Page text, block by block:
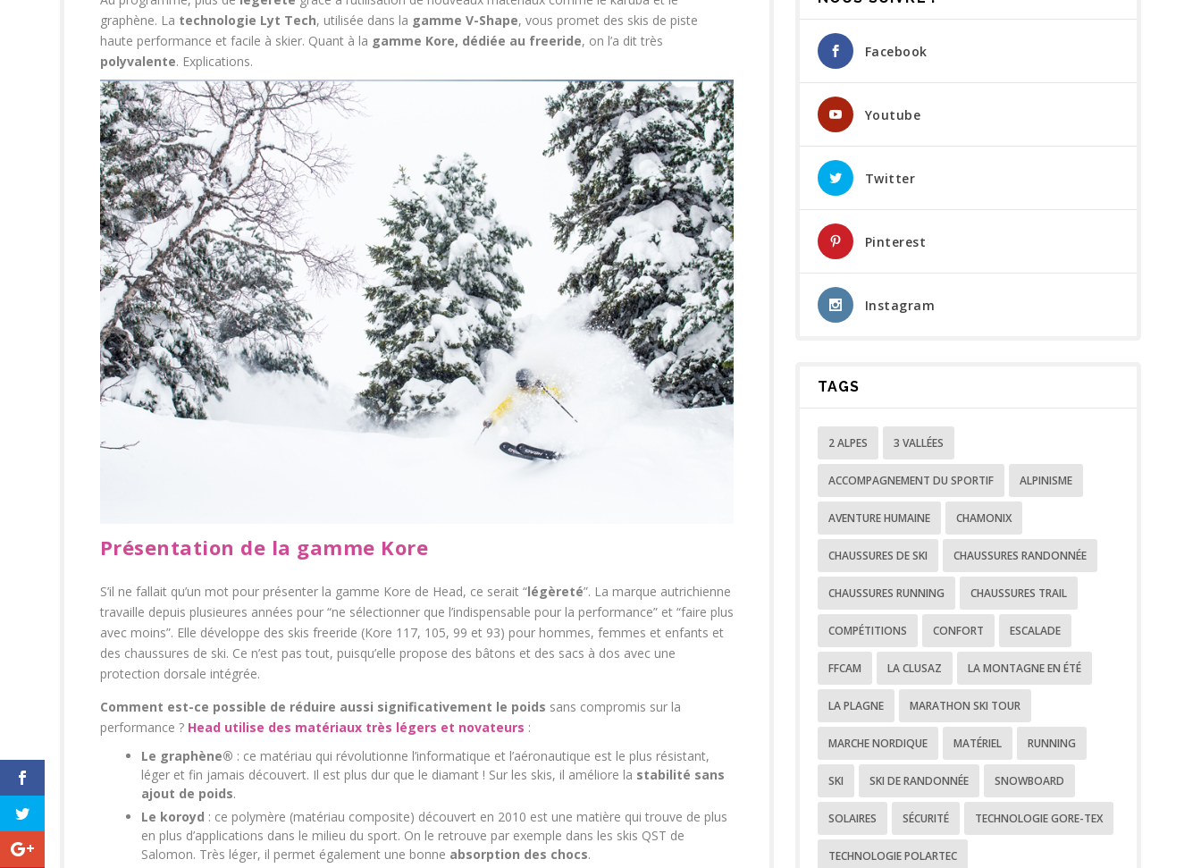
graphène. La technologie Lyt Tech, utilisée dans la gamme V-Shape, vous promet des skis de piste
haute performance et facile à skier. Quant à la gamme Kore, dédiée au freeride, on l’a dit très
polyvalente. Explications.
Présentation de la gamme Kore
S’il ne fallait qu’un mot pour présenter la gamme Kore de Head, ce serait “légèreté”. La marque autrichienne
travaille depuis plusieures années pour “ne sélectionner que l’indispensable pour la performance” et “faire plus
avec moins”. Elle développe des skis freeride (Kore 117, 105, 99 et 93) pour hommes, femmes et enfants et
des chaussures de ski. Ce n’est pas tout, puisqu’elle propose des bâtons et des sacs à dos avec une
protection dorsale intégrée.
Comment est-ce possible de réduire aussi significativement le poids sans compromis sur la
performance ? Head utilise des matériaux très légers et novateurs :
Le graphène® : ce matériau qui révolutionne l’informatique et l’aéronautique est le plus résistant,
léger et fin jamais découvert. Il est plus dur que le diamant ! Sur les skis, il améliore la stabilité sans
ajout de poids.
Le koroyd : ce polymère (matériau composite) découvert en 2010 est une matière qui trouve de plus
en plus d’applications dans le milieu du sport. On le retrouve par exemple dans les skis QST de
Salomon. Très léger, il permet également une bonne absorption des chocs.
Facebook
Youtube
Twitter
Pinterest
Instagram
TAGS
2 ALPES 3 VALLÉES
ACCOMPAGNEMENT DU SPORTIF ALPINISME
AVENTURE HUMAINE CHAMONIX
CHAUSSURES DE SKI CHAUSSURES RANDONNÉE
CHAUSSURES RUNNING CHAUSSURES TRAIL
COMPÉTITIONS CONFORT ESCALADE
FFCAM LA CLUSAZ LA MONTAGNE EN ÉTÉ
LA PLAGNE MARATHON SKI TOUR
MARCHE NORDIQUE MATÉRIEL RUNNING
SKI SKI DE RANDONNÉE SNOWBOARD
SOLAIRES SÉCURITÉ TECHNOLOGIE GORE-TEX
TECHNOLOGIE POLARTEC